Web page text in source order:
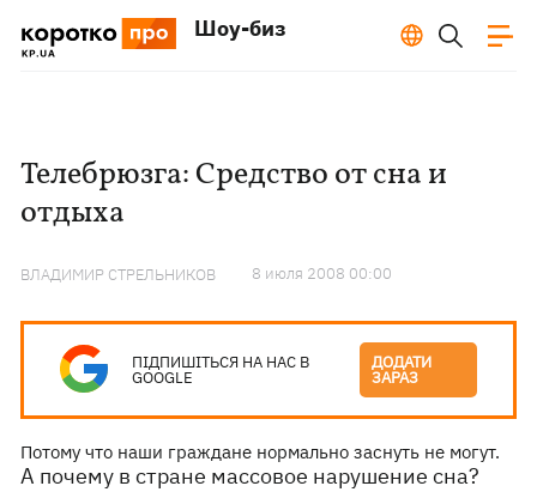
Шоу-биз
Телебрюзга: Средство от сна и
отдыха
ВЛАДИМИР СТРЕЛЬНИКОВ 8 июля 2008 00:00
ПІДПИШІТЬСЯ НА НАС В
GOOGLE
ДОДАТИ
ЗАРАЗ
Потому что наши граждане нормально заснуть не могут.
А почему в стране массовое нарушение сна?